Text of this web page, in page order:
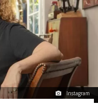
Instagram